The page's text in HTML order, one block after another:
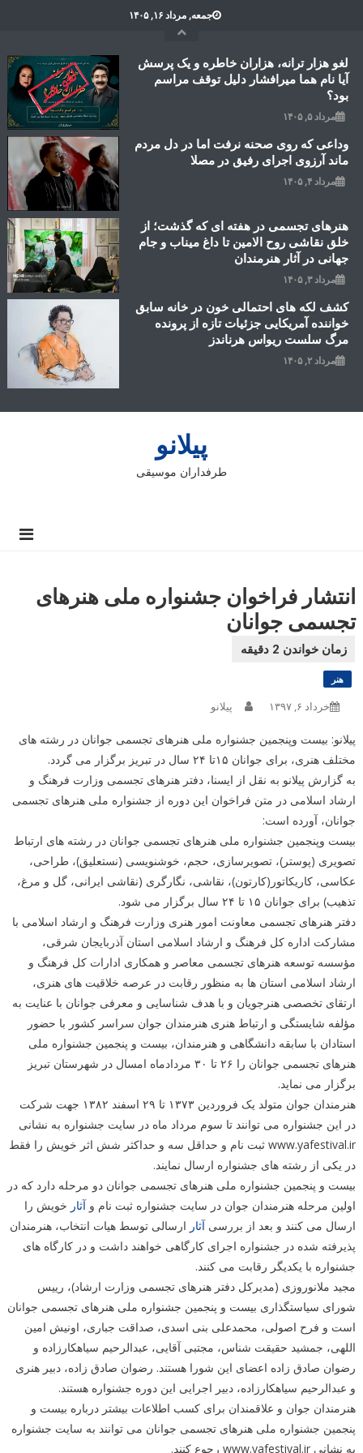
جمعه, مرداد ۱۶, ۱۴۰۵
لغو هزار ترانه، هزاران خاطره و یک پرسش
آیا نام هما میرافشار دلیل توقف مراسم
بود؟
مرداد ۵, ۱۴۰۵
وداعی که روی صحنه نرفت اما در دل مردم
ماند آرزوی اجرای رفیق در مصلا
مرداد ۴, ۱۴۰۵
هنرهای تجسمی در هفته ای که گذشت؛ از
خلق نقاشی روح الامین تا داغ میناب و جام
جهانی در آثار هنرمندان
مرداد ۳, ۱۴۰۵
کشف لکه های احتمالی خون در خانه سابق
خواننده آمریکایی جزئیات تازه از پرونده
مرگ سلست ریواس هرناندز
مرداد ۲, ۱۴۰۵
پیلانو
طرفداران موسیقی
انتشار فراخوان جشنواره ملی هنرهای
تجسمی جوانان
هنر
خرداد ۶, ۱۳۹۷ پیلانو
پیلانو: بیست وپنجمین جشنواره ملی هنرهای تجسمی جوانان در رشته های
مختلف هنری، برای جوانان ۱۵تا ۲۴ سال در تبریز برگزار می گردد.
به گزارش پیلانو به نقل از ایسنا، دفتر هنرهای تجسمی وزارت فرهنگ و
ارشاد اسلامی در متن فراخوان این دوره از جشنواره ملی هنرهای تجسمی
جوانان، آورده است:
بیست وپنجمین جشنواره ملی هنرهای تجسمی جوانان در رشته های ارتباط
تصویری (پوستر)، تصویرسازی، حجم، خوشنویسی (نستعلیق)، طراحی،
عکاسی، کاریکاتور(کارتون)، نقاشی، نگارگری (نقاشی ایرانی، گل و مرغ،
تذهیب) برای جوانان ۱۵ تا ۲۴ سال برگزار می شود.
دفتر هنرهای تجسمی معاونت امور هنری وزارت فرهنگ و ارشاد اسلامی با
مشارکت اداره کل فرهنگ و ارشاد اسلامی استان آذربایجان شرقی،
مؤسسه توسعه هنرهای تجسمی معاصر و همکاری ادارات کل فرهنگ و
ارشاد اسلامی استان ها به منظور رقابت در عرصه خلاقیت های هنری،
ارتقای تخصصی هنرجویان و با هدف شناسایی و معرفی جوانان با عنایت به
مؤلفه شایستگی و ارتباط هنری هنرمندان جوان سراسر کشور با حضور
استادان با سابقه دانشگاهی و هنرمندان، بیست و پنجمین جشنواره ملی
هنرهای تجسمی جوانان را ۲۶ تا ۳۰ مردادماه امسال در شهرستان تبریز
برگزار می نماید.
هنرمندان جوان متولد یک فروردین ۱۳۷۳ تا ۲۹ اسفند ۱۳۸۲ جهت شرکت
در این جشنواره می توانند تا سوم مرداد ماه در سایت جشنواره به نشانی
www.yafestival.ir ثبت نام و حداقل سه و حداکثر شش اثر خویش را فقط
در یکی از رشته های جشنواره ارسال نمایند.
بیست و پنجمین جشنواره ملی هنرهای تجسمی جوانان دو مرحله دارد که در
اولین مرحله هنرمندان جوان در سایت جشنواره ثبت نام و آثار خویش را
ارسال می کنند و بعد از بررسی آثار ارسالی توسط هیات انتخاب، هنرمندان
پذیرفته شده در جشنواره اجرای کارگاهی خواهند داشت و در کارگاه های
جشنواره با یکدیگر رقابت می کنند.
مجید ملانوروزی (مدیرکل دفتر هنرهای تجسمی وزارت ارشاد)، رییس
شورای سیاستگذاری بیست و پنجمین جشنواره ملی هنرهای تجسمی جوانان
است و فرح اصولی، محمدعلی بنی اسدی، صداقت جباری، اونیش امین
اللهی، جمشید حقیقت شناس، مجتبی آقایی، عبدالرحیم سیاهکارزاده و
رضوان صادق زاده اعضای این شورا هستند. رضوان صادق زاده، دبیر هنری
و عبدالرحیم سیاهکارزاده، دبیر اجرایی این دوره جشنواره هستند.
هنرمندان جوان و علاقمندان برای کسب اطلاعات بیشتر درباره بیست و
پنجمین جشنواره ملی هنرهای تجسمی جوانان می توانند به سایت جشنواره
به نشانی www.yafestival.ir رجوع کنند.